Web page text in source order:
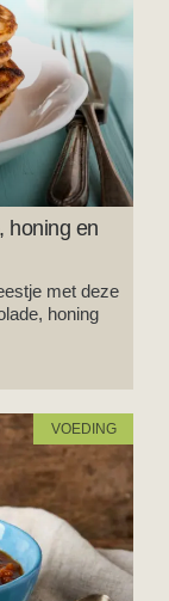
honing en
met deze
honing
VOEDING